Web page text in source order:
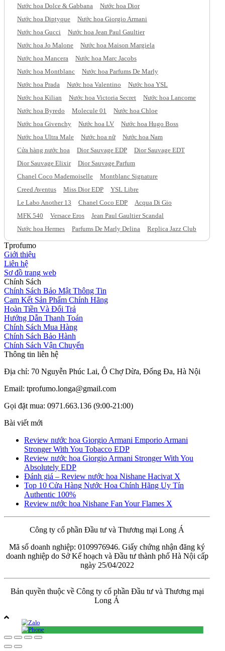
Nước hoa Dolce & Gabbana
Nước hoa Dior
Nước hoa Diptyque
Nước hoa Giorgio Armani
Nước hoa Gucci
Nước hoa Jean Paul Gaultier
Nước hoa Jo Malone
Nước hoa Maison Margiela
Nước hoa Mancera
Nước hoa Marc Jacobs
Nước hoa Montblanc
Nước hoa Parfums De Marly
Nước hoa Prada
Nước hoa Valentino
Nước hoa YSL
Nước hoa Kilian
Nước hoa Victoria Secret
Nước hoa Lancome
Nước hoa Byredo
Molecule 01
Nước hoa Chloe
Nước hoa Givenchy
Nước hoa LV
Nước hoa Hugo Boss
Nước hoa Ultra Male
Nước hoa nữ
Nước hoa Nam
Cửa hàng nước hoa
Dior Sauvage EDP
Dior Sauvage EDT
Dior Sauvage Elixir
Dior Sauvage Parfum
Chanel Coco Mademoiselle
Montblanc Signature
Creed Aventus
Miss Dior EDP
YSL Libre
Le Labo Another 13
Chanel Coco EDP
Acqua Di Gio
MFK 540
Versace Eros
Jean Paul Gaultier Scandal
Nước hoa Hermes
Parfums De Marly Delina Replica Jazz Club
Tprofumo
Giới thiệu
Liên hệ
Sơ đồ trang web
Chính Sách
Chính Sách Bảo Mật Thông Tin
Cam Kết Sản Phẩm Chính Hãng
Hoàn Tiền Và Đổi Trả
Hướng Dẫn Thanh Toán
Chính Sách Mua Hàng
Chính Sách Bảo Hành
Chính Sách Vận Chuyển
Thông tin liên hệ
Địa chỉ: 70 Nguyễn Phúc Lai, Ô Chợ Dừa, Đống Đa, Hà Nội
Email: tprofumo.longa@gmail.com
Gọi đặt mua: 0971.663.136 (9:00-21:00)
Bài viết mới
Review nước hoa Giorgio Armani Emporio Armani
Stronger With You Tobacco EDP
Review nước hoa Giorgio Armani Stronger With You
Absolutely EDP
Đánh giá – Review nước hoa Nishane Hacivat X
Top 10 Cửa Hàng Nước Hoa Chính Hãng Uy Tín
Authentic 100%
Review nước hoa Nishane Fan Your Flames X
Công ty cổ phần Đầu tư và Thương mại Long Á
Mã số doanh nghiệp: 0109976946. Giấy chứng nhận đăng ký
doanh nghiệp do Sở Kế hoạch và Đầu tư thành phố Hà Nội cấp
ngày 25/04/2022
Bản quyền thuộc về Công ty cổ phần Đầu tư và Thương mại
Long Á